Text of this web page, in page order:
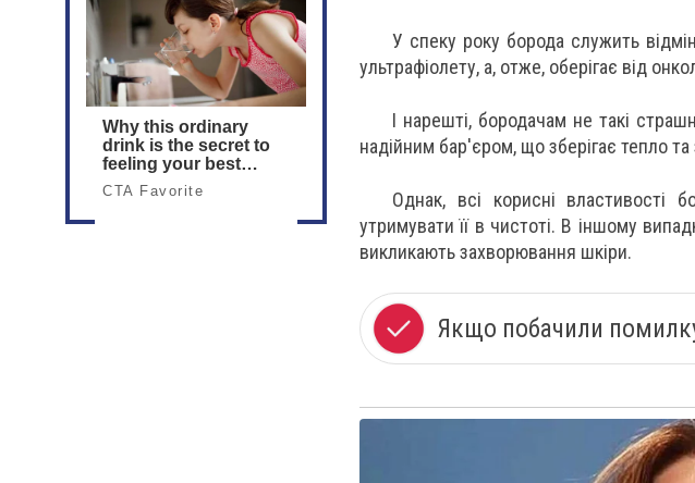
У спеку року борода служить
ультрафіолету, а, отже, оберігає від
І нарешті, бородачам не такі
надійним бар'єром, що зберігає тепло
Однак, всі корисні властивості
утримувати її в чистоті. В іншому
викликають захворювання шкіри.
Якщо побачили помилку,